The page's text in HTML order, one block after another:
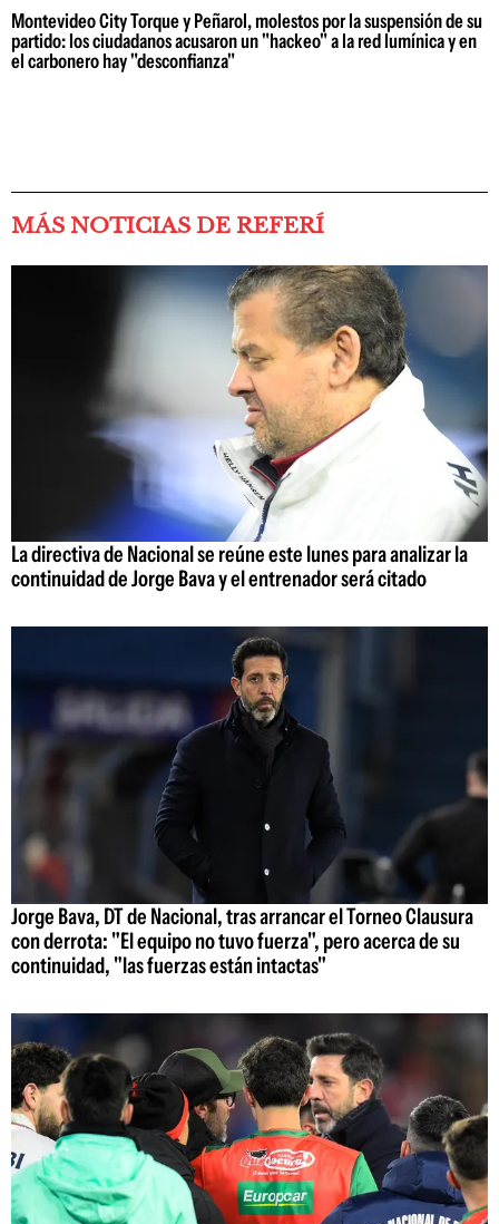
Montevideo City Torque y Peñarol, molestos por la suspensión de su
partido: los ciudadanos acusaron un "hackeo" a la red lumínica y en
el carbonero hay "desconfianza"
MÁS NOTICIAS DE REFERÍ
La directiva de Nacional se reúne este lunes para analizar la
continuidad de Jorge Bava y el entrenador será citado
Jorge Bava, DT de Nacional, tras arrancar el Torneo Clausura
con derrota: "El equipo no tuvo fuerza", pero acerca de su
continuidad, "las fuerzas están intactas"